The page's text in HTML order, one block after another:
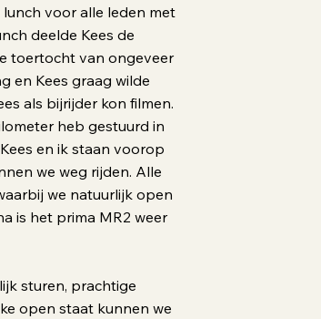
voor alle leden met
deelde Kees de
toertocht van ongeveer
en Kees graag wilde
als bijrijder kon filmen.
heb gestuurd in
en ik staan voorop
we weg rijden. Alle
we natuurlijk open
is het prima MR2 weer
sturen, prachtige
open staat kunnen we